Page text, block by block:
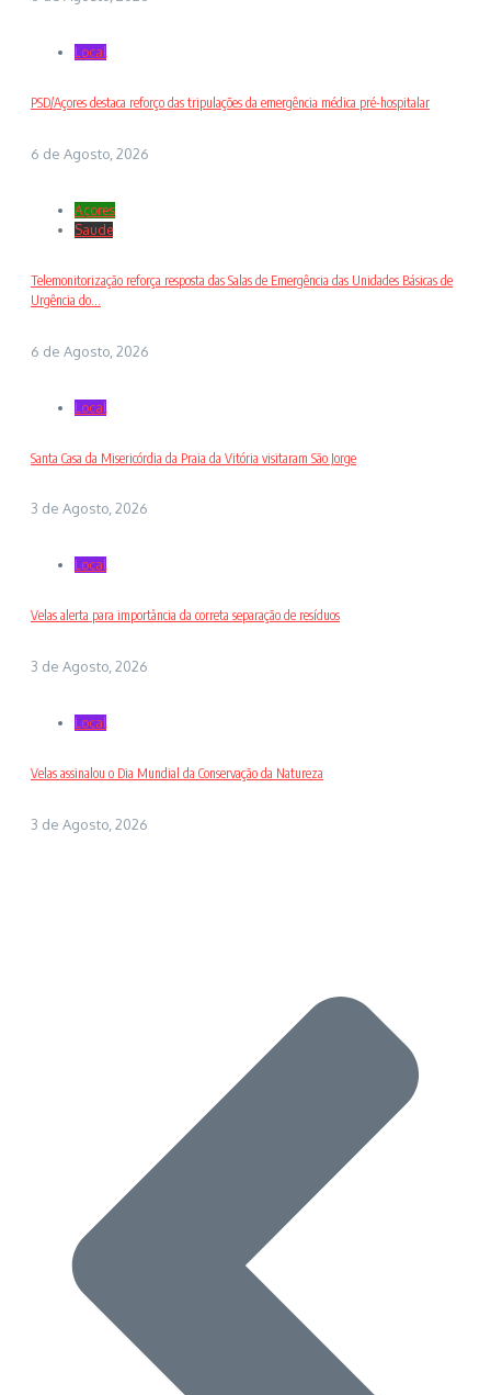
Local
PSD/Açores destaca reforço das tripulações da emergência médica pré-hospitalar
6 de Agosto, 2026
Açores
Saude
Telemonitorização reforça resposta das Salas de Emergência das Unidades Básicas de
Urgência do...
6 de Agosto, 2026
Local
Santa Casa da Misericórdia da Praia da Vitória visitaram São Jorge
3 de Agosto, 2026
Local
Velas alerta para importância da correta separação de resíduos
3 de Agosto, 2026
Local
Velas assinalou o Dia Mundial da Conservação da Natureza
3 de Agosto, 2026